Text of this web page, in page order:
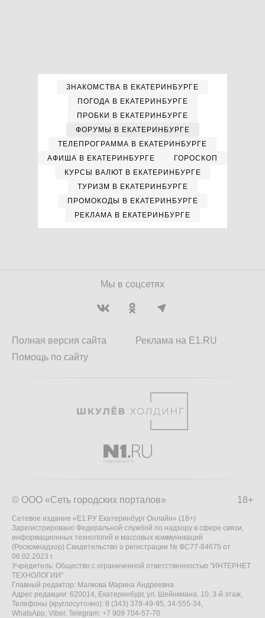
ЗНАКОМСТВА В ЕКАТЕРИНБУРГЕ
ПОГОДА В ЕКАТЕРИНБУРГЕ
ПРОБКИ В ЕКАТЕРИНБУРГЕ
ФОРУМЫ В ЕКАТЕРИНБУРГЕ
ТЕЛЕПРОГРАММА В ЕКАТЕРИНБУРГЕ
АФИША В ЕКАТЕРИНБУРГЕ
ГОРОСКОП
КУРСЫ ВАЛЮТ В ЕКАТЕРИНБУРГЕ
ТУРИЗМ В ЕКАТЕРИНБУРГЕ
ПРОМОКОДЫ В ЕКАТЕРИНБУРГЕ
РЕКЛАМА В ЕКАТЕРИНБУРГЕ
Мы в соцсетях
Полная версия сайта
Помощь по сайту
Реклама на E1.RU
18+
© ООО «Сеть городских порталов»
Сетевое издание «Е1.РУ Екатеринбург Онлайн» (18+)
Зарегистрировано Федеральной службой по надзору в сфере связи,
информационных технологий и массовых коммуникаций
(Роскомнадзор) Свидетельство о регистрации № ФС77-84675 от
06.02.2023 г.
Учредитель: Общество с ограниченной ответственностью "ИНТЕРНЕТ
ТЕХНОЛОГИИ"
Главный редактор: Малкова Марина Андреевна
Адрес редакции: 620014, Екатеринбург, ул. Шейнкмана, 10, 3-й этаж,
Телефоны (круглосуточно): 8 (343) 379-49-95, 34-555-34,
WhatsApp, Viber, Telegram: +7 909 704-57-70